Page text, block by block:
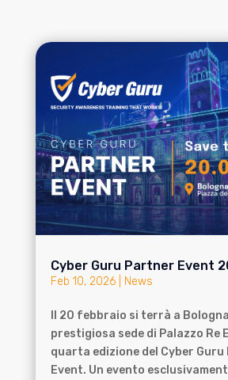
Cyber Guru Partner Event
Feb 10, 2026| News
Il 20 febbraio si terrà a
prestigiosa sede di Palazzo Re
quarta edizione del Cyber
Event. Un evento